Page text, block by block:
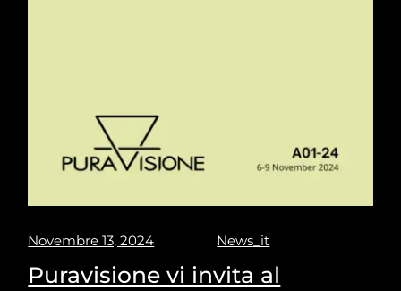
Novembre 13, 2024 News_it
Puravisione vi invita al